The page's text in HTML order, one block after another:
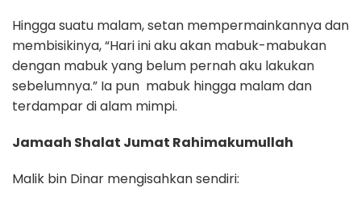
Hingga suatu malam, setan mempermainkannya dan
membisikinya, “Hari ini aku akan mabuk-mabukan
dengan mabuk yang belum pernah aku lakukan
sebelumnya.” Ia pun mabuk hingga malam dan
terdampar di alam mimpi.
Jamaah Shalat Jumat Rahimakumullah
Malik bin Dinar mengisahkan sendiri: